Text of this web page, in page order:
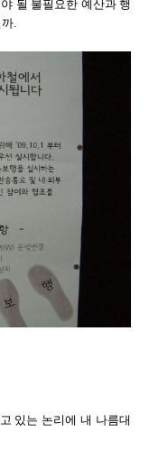
될 불필요한 예산과 행
.
있는 논리에 내 나름대